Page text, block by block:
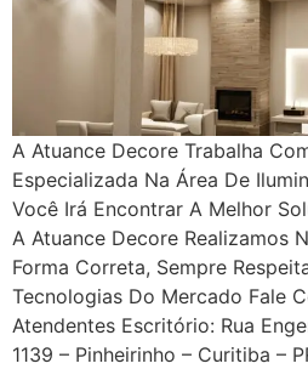
A Atuance Decore Trabalha
Especializada Na Área De
Você Irá Encontrar A Melhor
A Atuance Decore Realizamos
Forma Correta, Sempre
Tecnologias Do Mercado Fale
Atendentes Escritório: Rua
1139 – Pinheirinho – Curitiba –